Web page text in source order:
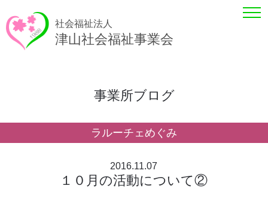
社会福祉法人
津山社会福祉事業会
事業所ブログ
ラルーチェめぐみ
2016.11.07
１０月の活動について②